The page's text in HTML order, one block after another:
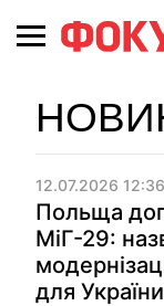
12.07.2026 12:36
Польща
МіГ-29:
для України